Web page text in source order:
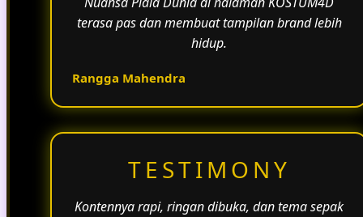
terasa pas dan membuat tampilan brand lebih
hidup.
Rangga Mahendra
TESTIMONY
Kontennya rapi, ringan dibuka, dan tema sepak